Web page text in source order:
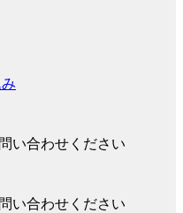
い合わせください
い合わせください